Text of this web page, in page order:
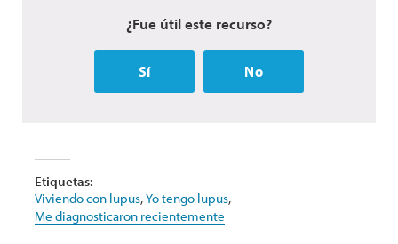
¿Fue útil este recurso?
Sí No
Etiquetas:
Viviendo con lupus,Yo tengo lupus,
Me diagnosticaron recientemente